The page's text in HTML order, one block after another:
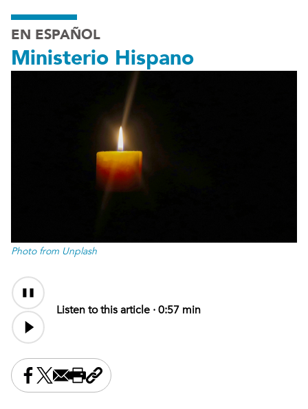
Madison
EN ESPAÑOL
Ministerio Hispano
Photo from Unplash
Audio
Content
Listen to this article ·0:57 min
Share this on Facebook
Share this on X
Share this by email
Print this page
Copy the page address